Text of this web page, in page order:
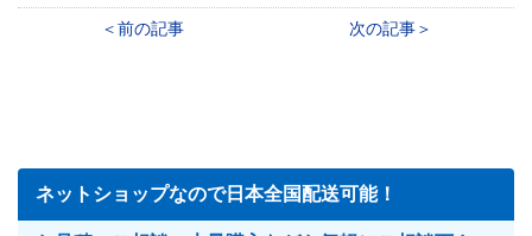
前の記事 次の記事
ネットショップなので日本全国配送可能！